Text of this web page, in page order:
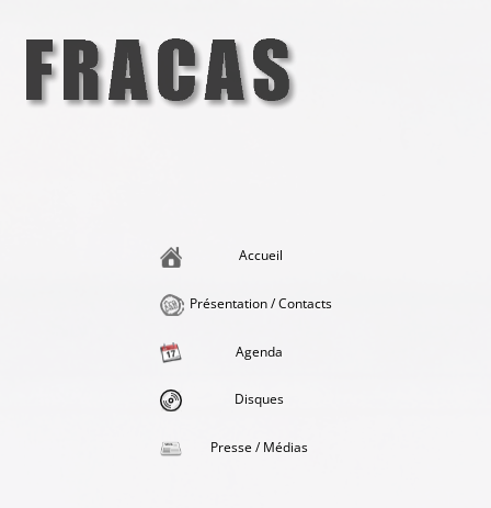
contenu
Accueil
Présentation / Contacts
Agenda
Disques
Presse / Médias